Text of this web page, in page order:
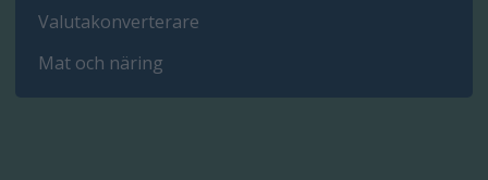
Valutakonverterare
Mat och näring